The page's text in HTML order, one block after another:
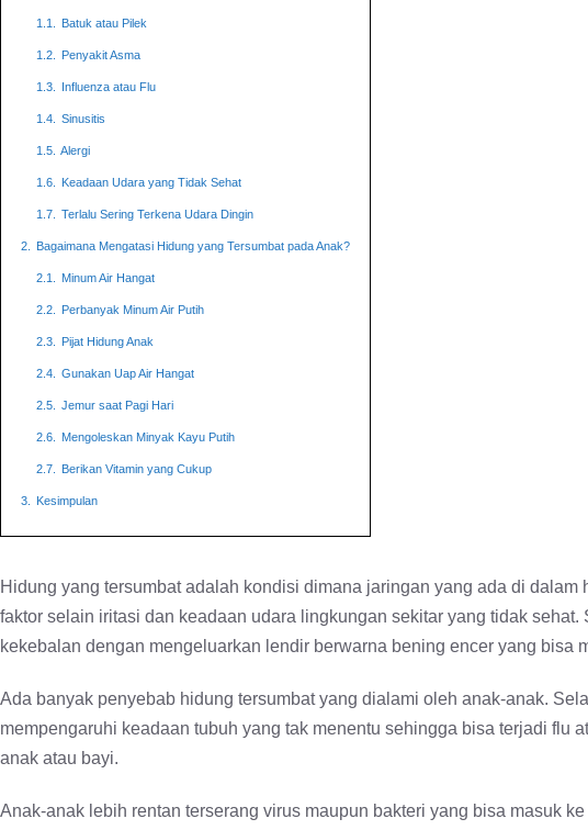
1.1. Batuk atau Pilek
1.2. Penyakit Asma
1.3. Influenza atau Flu
1.4. Sinusitis
1.5. Alergi
1.6. Keadaan Udara yang Tidak Sehat
1.7. Terlalu Sering Terkena Udara Dingin
2. Bagaimana Mengatasi Hidung yang Tersumbat pada Anak?
2.1. Minum Air Hangat
2.2. Perbanyak Minum Air Putih
2.3. Pijat Hidung Anak
2.4. Gunakan Uap Air Hangat
2.5. Jemur saat Pagi Hari
2.6. Mengoleskan Minyak Kayu Putih
2.7. Berikan Vitamin yang Cukup
3. Kesimpulan
Hidung yang tersumbat adalah kondisi dimana jaringan yang ada di
faktor selain iritasi dan keadaan udara lingkungan sekitar yang tidak
kekebalan dengan mengeluarkan lendir berwarna bening encer yang bisa
Ada banyak penyebab hidung tersumbat yang dialami oleh anak-anak.
mempengaruhi keadaan tubuh yang tak menentu sehingga bisa terjadi flu
anak atau bayi.
Anak-anak lebih rentan terserang virus maupun bakteri yang bisa masuk